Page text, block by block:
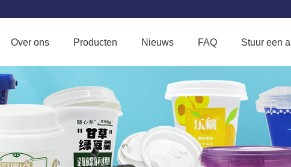
Over ons Producten Nieuws FAQ Stuur een